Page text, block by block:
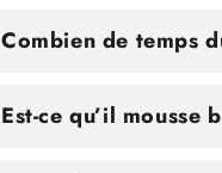
Combien de temps
Est-ce qu’il mousse